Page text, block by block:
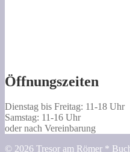
Öffnungszeiten
Dienstag bis Freitag: 11-18 Uhr
Samstag: 11-16 Uhr
oder nach Vereinbarung
© 2026 Tresor am Römer *